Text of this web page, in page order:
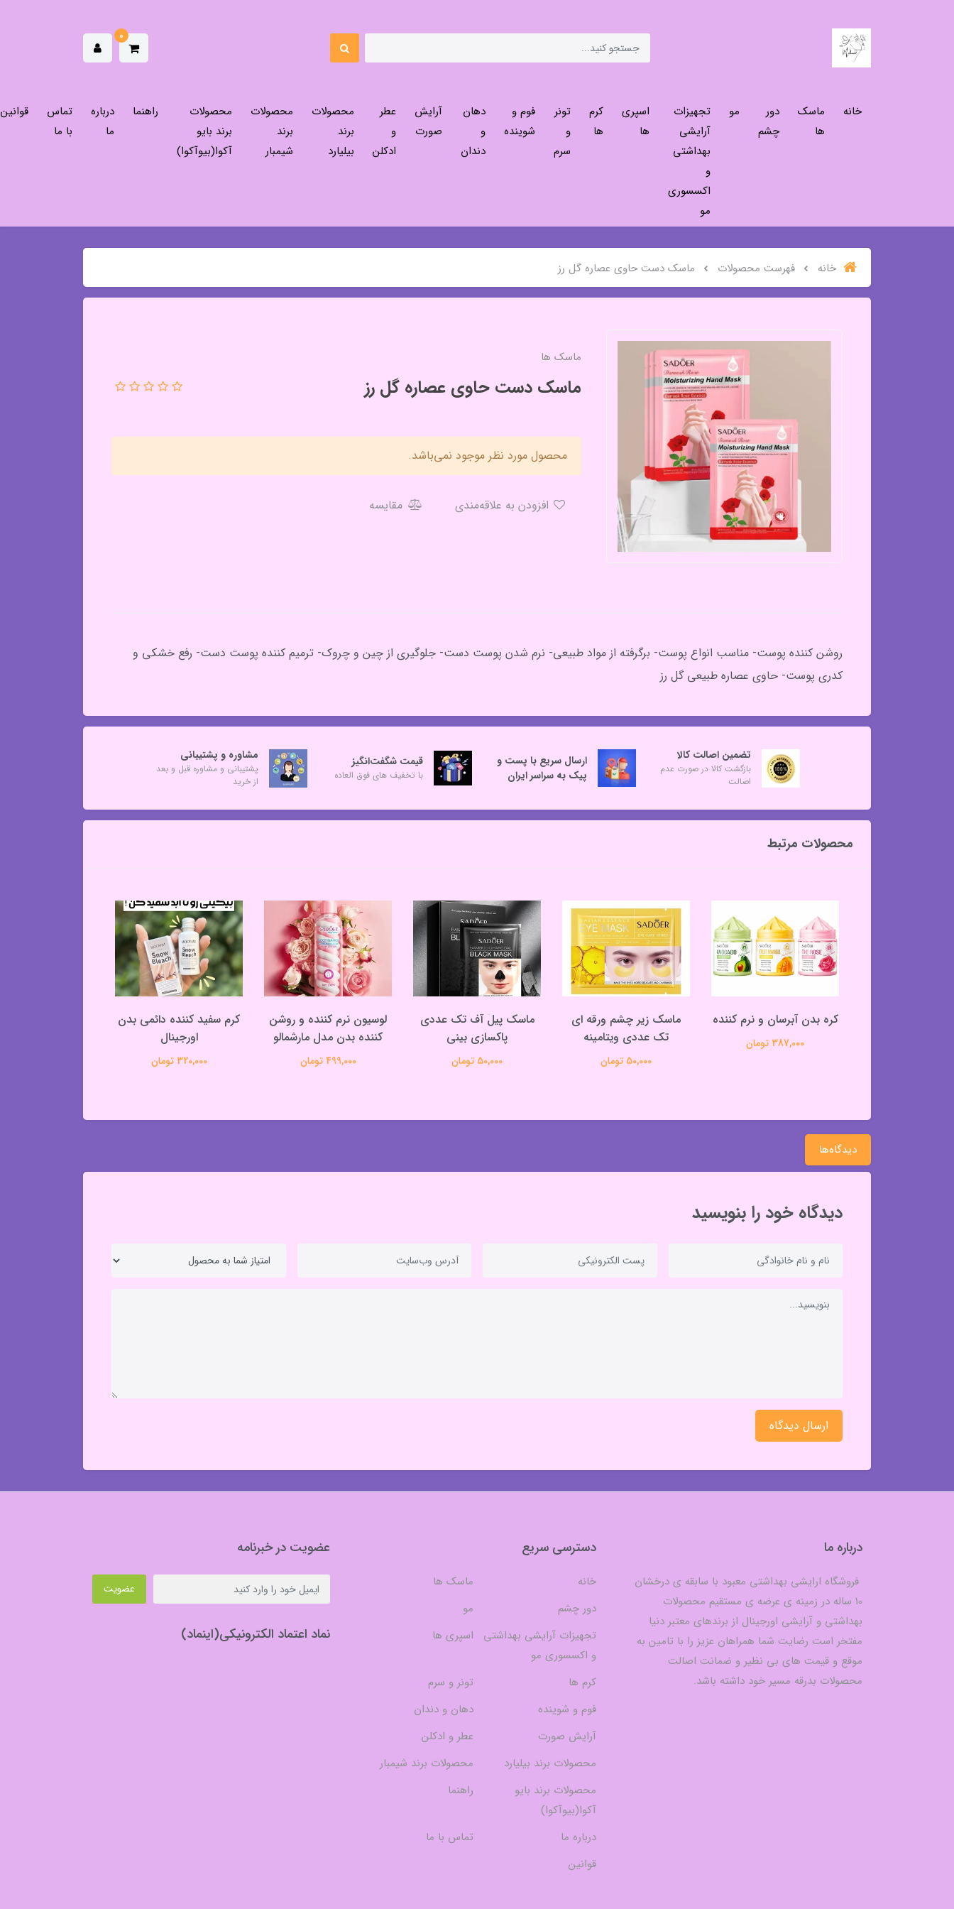
0
خانه
ماسک
ها
دور
چشم
مو
تجهیزات
آرایشی
بهداشتی
و
اکسسوری
مو
اسپری
ها
کرم
ها
تونر
و
سرم
فوم و
شوینده
دهان
و
دندان
آرایش
صورت
عطر
و
ادکلن
محصولات
برند
بیلیارد
محصولات
برند
شیمبار
محصولات
برند بایو
آکوا(بیوآکوا)
راهنما
درباره
ما
تماس
با ما
قوانین
خانه فهرست محصولات ماسک دست حاوی عصاره گل رز
ماسک ها
ماسک دست حاوی عصاره گل رز
محصول مورد نظر موجود نمی‌باشد.
مقایسه
روشن کننده پوست- مناسب انواع پوست- برگرفته از مواد طبیعی- نرم شدن پوست دست- جلوگیری از چین و چروک- ترمیم کننده پوست دست- رفع خشکی و
کدری پوست- حاوی عصاره طبیعی گل رز
تضمین اصالت کالا
بازگشت کالا در صورت عدم
اصالت
ارسال سریع با پست و
پیک به سراسر ایران
قیمت شگفت‌انگیز
با تخفیف های فوق العاده
مشاوره و پشتیبانی
پشتیبانی و مشاوره قبل و بعد
از خرید
محصولات مرتبط
کره بدن آبرسان و نرم کننده
387,000 تومان
ماسک زیر چشم ورقه ای
تک عددی ویتامینه
50,000 تومان
ماسک پیل آف تک عددی
پاکسازی بینی
50,000 تومان
لوسیون نرم کننده و روشن
کننده بدن مدل مارشمالو
499,000 تومان
کرم سفید کننده دائمی بدن
اورجینال
320,000 تومان
دیدگاه‌ها
دیدگاه خود را بنویسید
ارسال دیدگاه
درباره ما
فروشگاه ارایشی بهداشتی معبود با سابقه ی درخشان
10 ساله در زمینه ی عرضه ی مستقیم محصولات
بهداشتی و آرایشی اورجینال از برندهای معتبر دنیا
مفتخر است رضایت شما همراهان عزیز را با تامین به
موقع و قیمت های بی نظیر و ضمانت اصالت
محصولات بدرقه مسیر خود داشته باشد.
دسترسی سریع
خانه
ماسک ها
دور چشم
مو
تجهیزات آرایشی بهداشتی
و اکسسوری مو
اسپری ها
کرم ها
تونر و سرم
فوم و شوینده
دهان و دندان
آرایش صورت
عطر و ادکلن
محصولات برند بیلیارد
محصولات برند شیمبار
محصولات برند بایو
آکوا(بیوآکوا)
راهنما
درباره ما
تماس با ما
قوانین
عضویت در خبرنامه
عضویت
نماد اعتماد الکترونیکی(اینماد)